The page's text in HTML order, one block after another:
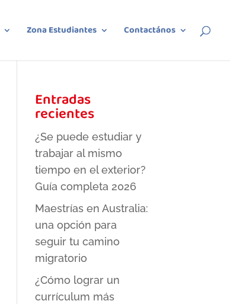
Zona Estudiantes Contactános
Entradas
recientes
¿Se puede estudiar y
trabajar al mismo
tiempo en el exterior?
Guía completa 2026
Maestrías en Australia:
una opción para
seguir tu camino
migratorio
¿Cómo lograr un
currículum más